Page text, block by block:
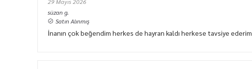
süzan g.
Satın Alınmış
İnanın çok beğendim herkes de hayran kaldı herkese tavsiye ederim